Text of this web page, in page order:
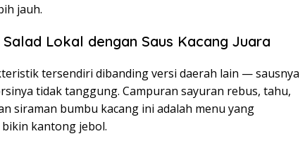
jauh.
Lokal dengan Saus Kacang Juara
tersendiri dibanding versi daerah lain — sausnya
tidak tanggung. Campuran sayuran rebus, tahu,
siraman bumbu kacang ini adalah menu yang
kantong jebol.